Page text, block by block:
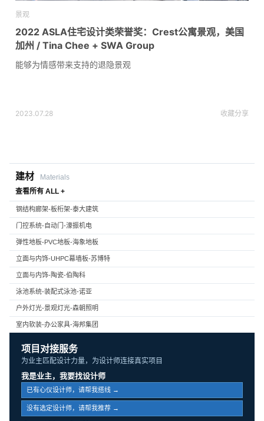
景观
2022 ASLA住宅设计类荣誉奖：Crest公寓景观，美国
加州 / Tina Chee + SWA Group
能够为情感带来支持的退隐景观
2023.07.28 收藏分享
建材
Materials
查看所有 ALL +
钢结构廊架-板桁架-泰大建筑
门控系统-自动门-濠振机电
弹性地板-PVC地板-海象地板
立面与内饰-UHPC幕墙板-苏博特
立面与内饰-陶瓷-伯陶科
泳池系统-装配式泳池-诺亚
户外灯光-景观灯光-森朝照明
室内软装-办公家具-海邦集团
项目对接服务
为业主匹配设计力量，为设计师连接真实项目
我是业主，我要找设计师
已有心仪设计师，请帮我搭线 →
没有选定设计师，请帮我推荐 →